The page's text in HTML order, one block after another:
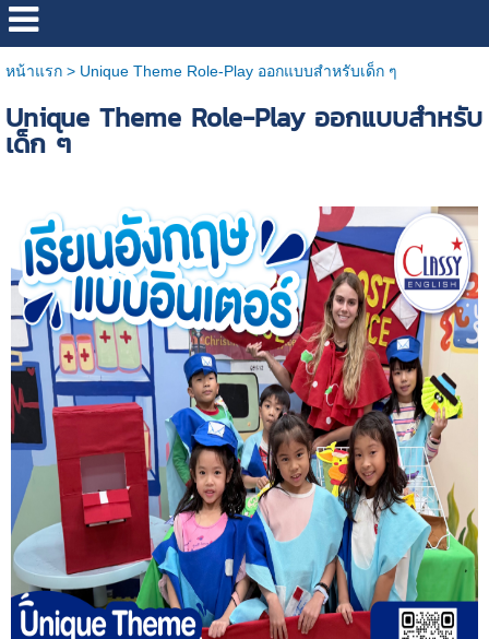
หน้าแรก> Unique Theme Role-Play ออกแบบสำหรับเด็ก ๆ
Unique Theme Role-Play ออกแบบสำหรับ
เด็ก ๆ